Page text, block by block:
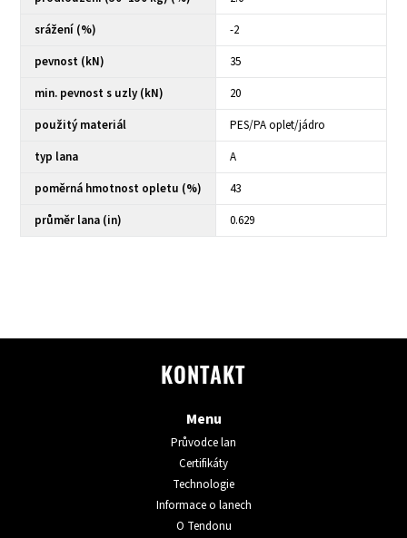
srážení (%)
-2
pevnost (kN)
35
min. pevnost s uzly (kN)
20
použitý materiál
PES/PA oplet/jádro
typ lana
A
poměrná hmotnost opletu (%)
43
průměr lana (in)
0.629
KONTAKT
Menu
Průvodce lan
Certifikáty
Technologie
Informace o lanech
O Tendonu